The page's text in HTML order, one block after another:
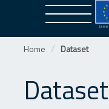
Home Dataset
Dataset